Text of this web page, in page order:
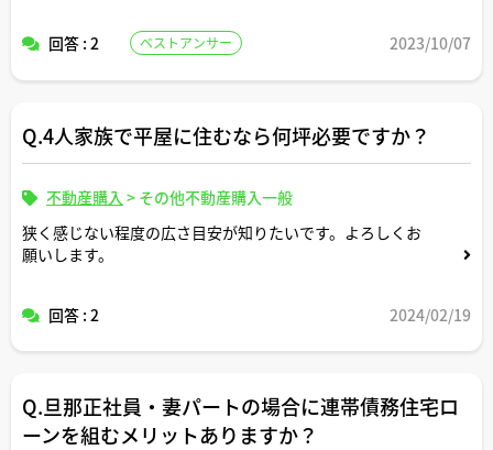
回答 : 2 ベストアンサー 2023/10/07
Q.4人家族で平屋に住むなら何坪必要ですか？
不動産購入 > その他不動産購入一般
狭く感じない程度の広さ目安が知りたいです。よろしくお
願いします。
回答 : 2 2024/02/19
Q.旦那正社員・妻パートの場合に連帯債務住宅ロ
ーンを組むメリットありますか？